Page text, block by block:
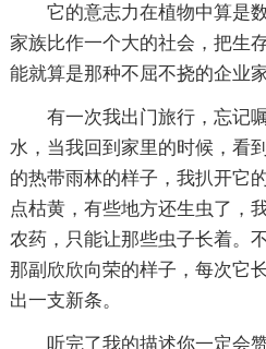
它的意志力在植物中算是
家族比作一个大的社会，把生
能就算是那种不屈不挠的企业家
有一次我出门旅行，忘记
水，当我回到家里的时候，看
的热带雨林的样子，我扒开它
点枯黄，有些地方还生虫了，
农药，只能让那些虫子长着。
那副欣欣向荣的样子，每次它
出一支新条。
听完了我的描述你一定会